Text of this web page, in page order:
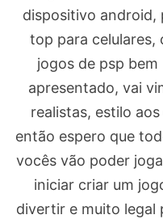
dispositivo android,
top para celulares,
jogos de psp
apresentado, vai
realistas, estilo
então espero que
vocês vão poder
iniciar criar um
divertir e muito legal